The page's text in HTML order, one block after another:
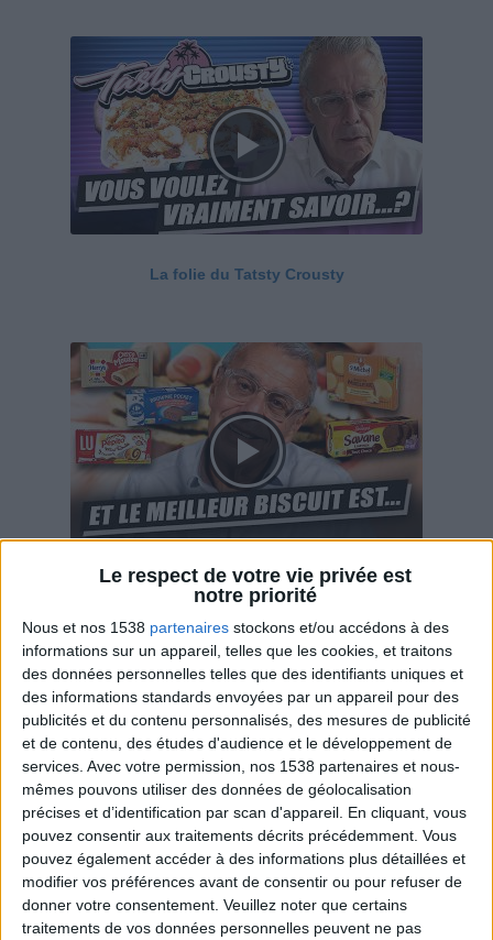
Le respect de votre vie privée est
notre priorité
Nous et nos 1538 partenaires stockons et/ou accédons à des
informations sur un appareil, telles que les cookies, et traitons
des données personnelles telles que des identifiants uniques et
des informations standards envoyées par un appareil pour des
publicités et du contenu personnalisés, des mesures de publicité
et de contenu, des études d'audience et le développement de
services. Avec votre permission, nos 1538 partenaires et nous-
mêmes pouvons utiliser des données de géolocalisation
précises et d’identification par scan d'appareil. En cliquant, vous
pouvez consentir aux traitements décrits précédemment. Vous
pouvez également accéder à des informations plus détaillées et
modifier vos préférences avant de consentir ou pour refuser de
donner votre consentement. Veuillez noter que certains
traitements de vos données personnelles peuvent ne pas
La folie du Tatsty Crousty
Savane, LU, Pepito, Harrys... Que valent vraiment
ces gâteaux ?
Webinaires en direct Voir tout